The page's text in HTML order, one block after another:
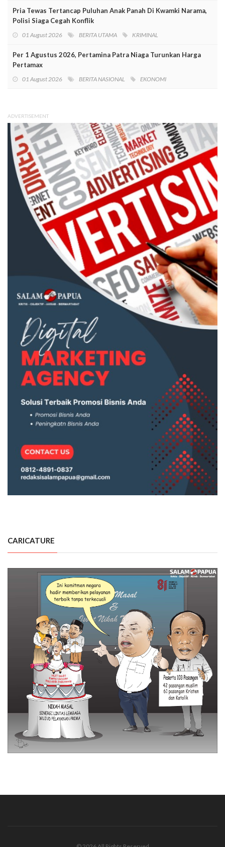
Pria Tewas Tertancap Puluhan Anak Panah Di Kwamki Narama,
Polisi Siaga Cegah Konflik
01 August 2026 BERITA UTAMA KRIMINAL
Per 1 Agustus 2026, Pertamina Patra Niaga Turunkan Harga
Pertamax
01 August 2026 BERITA NASIONAL EKONOMI
ADVERTISEMENT
CARICATURE